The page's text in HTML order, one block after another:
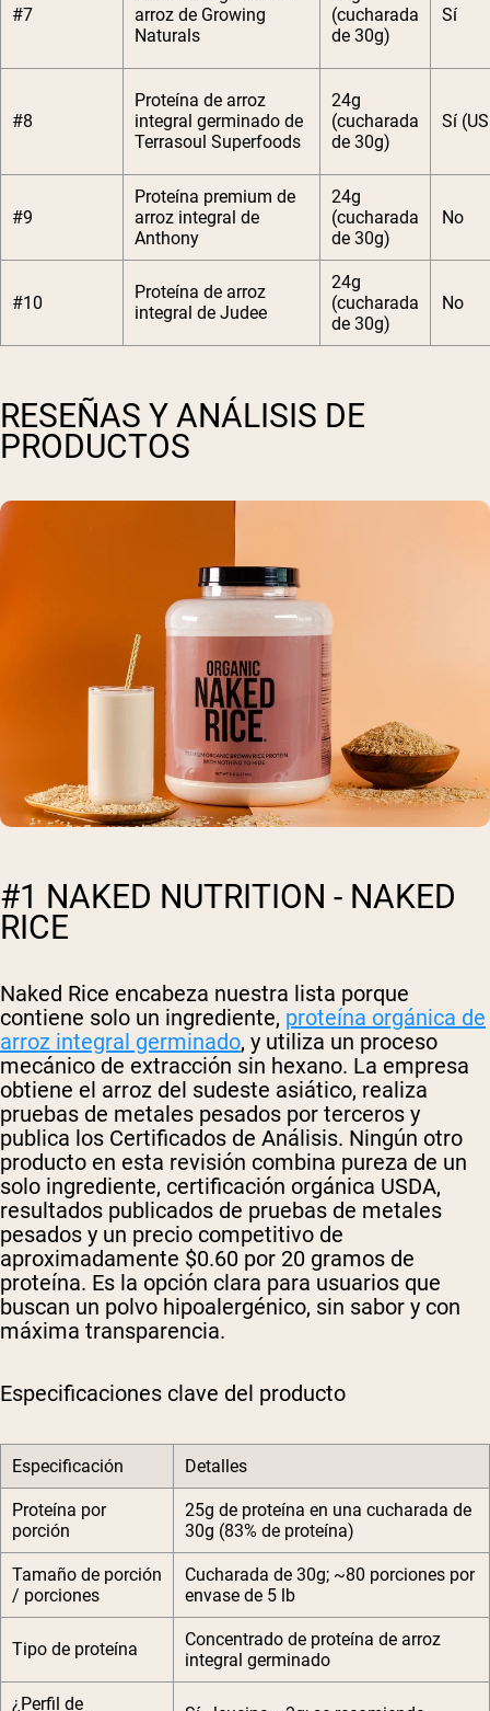
#7
arroz de Growing
Naturals
(cucharada
de 30g)
Sí
#8
Proteína de arroz
integral germinado de
Terrasoul Superfoods
24g
(cucharada
de 30g)
Sí
#9
Proteína premium de
arroz integral de
Anthony
24g
(cucharada
de 30g)
No
#10
Proteína de arroz
integral de Judee
24g
(cucharada
de 30g)
No
RESEÑAS Y ANÁLISIS DE
PRODUCTOS
#1 NAKED NUTRITION - NAKED
RICE
Naked Rice encabeza nuestra lista porque
contiene solo un ingrediente, proteína orgánica de
arroz integral germinado, y utiliza un proceso
mecánico de extracción sin hexano. La empresa
obtiene el arroz del sudeste asiático, realiza
pruebas de metales pesados por terceros y
publica los Certificados de Análisis. Ningún otro
producto en esta revisión combina pureza de un
solo ingrediente, certificación orgánica USDA,
resultados publicados de pruebas de metales
pesados y un precio competitivo de
aproximadamente $0.60 por 20 gramos de
proteína. Es la opción clara para usuarios que
buscan un polvo hipoalergénico, sin sabor y con
máxima transparencia.
Especificaciones clave del producto
Especificación Detalles
Proteína por
porción
25g de proteína en una cucharada de
30g (83% de proteína)
Tamaño de porción
/ porciones
Cucharada de 30g; ~80 porciones por
envase de 5 lb
Tipo de proteína
Concentrado de proteína de arroz
integral germinado
¿Perfil de